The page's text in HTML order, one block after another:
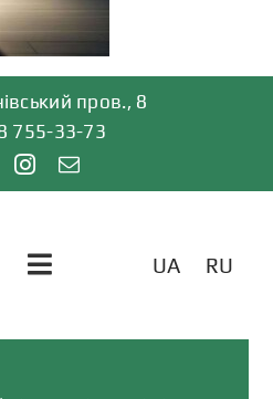
пров., 8
755-33-73
Toggle
UA RU